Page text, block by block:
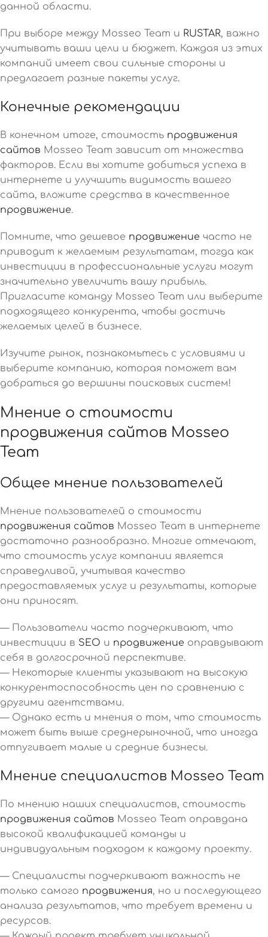
данной области.
При выборе между Mosseo Team и RUSTAR, важно
учитывать ваши цели и бюджет. Каждая из этих
компаний имеет свои сильные стороны и
предлагает разные пакеты услуг.
Конечные рекомендации
В конечном итоге, стоимость продвижения
сайтов Mosseo Team зависит от множества
факторов. Если вы хотите добиться успеха в
интернете и улучшить видимость вашего
сайта, вложите средства в качественное
продвижение.
Помните, что дешевое продвижение часто не
приводит к желаемым результатам, тогда как
инвестиции в профессиональные услуги могут
значительно увеличить вашу прибыль.
Пригласите команду Mosseo Team или выберите
подходящего конкурента, чтобы достичь
желаемых целей в бизнесе.
Изучите рынок, познакомьтесь с условиями и
выберите компанию, которая поможет вам
добраться до вершины поисковых систем!
Мнение о стоимости
продвижения сайтов Mosseo
Team
Общее мнение пользователей
Мнение пользователей о стоимости
продвижения сайтов Mosseo Team в интернете
достаточно разнообразно. Многие отмечают,
что стоимость услуг компании является
справедливой, учитывая качество
предоставляемых услуг и результаты, которые
они приносят.
— Пользователи часто подчеркивают, что
инвестиции в SEO и продвижение оправдывают
себя в долгосрочной перспективе.
— Некоторые клиенты указывают на высокую
конкурентоспособность цен по сравнению с
другими агентствами.
— Однако есть и мнения о том, что стоимость
может быть выше среднерыночной, что иногда
отпугивает малые и средние бизнесы.
Мнение специалистов Mosseo Team
По мнению наших специалистов, стоимость
продвижения сайтов Mosseo Team оправдана
высокой квалификацией команды и
индивидуальным подходом к каждому проекту.
— Специалисты подчеркивают важность не
только самого продвижения, но и последующего
анализа результатов, что требует времени и
ресурсов.